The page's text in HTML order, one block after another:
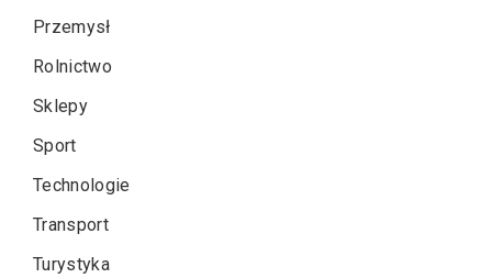
Przemysł
Rolnictwo
Sklepy
Sport
Technologie
Transport
Turystyka